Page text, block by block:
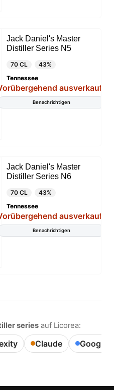
Jack Daniel's Master
Distiller Series N5
70 CL
43%
Tennessee
ausverkauft
Benachrichtigen
Jack Daniel's Master
Distiller Series N6
70 CL
43%
Tennessee
ausverkauft
Benachrichtigen
seriesauf Licorea:
Claude Google